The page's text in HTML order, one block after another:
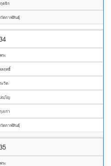
ดจิก
ดกาฬสินธุ์
พระ
ลฤทธิ์
ะวิด
ญฺโญ
งเก่า
ดกาฬสินธุ์
พระ